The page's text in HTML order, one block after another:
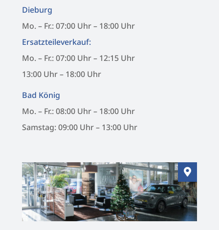
Dieburg
Mo. – Fr.: 07:00 Uhr – 18:00 Uhr
Ersatzteileverkauf:
Mo. – Fr.: 07:00 Uhr – 12:15 Uhr
13:00 Uhr – 18:00 Uhr
Bad König
Mo. – Fr.: 08:00 Uhr – 18:00 Uhr
Samstag: 09:00 Uhr – 13:00 Uhr
